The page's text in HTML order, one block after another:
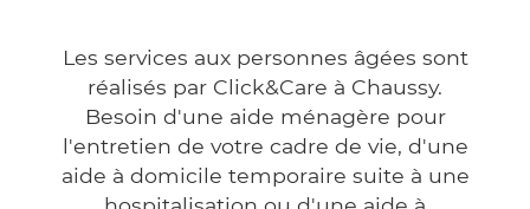
Les services aux personnes âgées sont
réalisés par Click&Care à Chaussy.
Besoin d'une aide ménagère pour
l'entretien de votre cadre de vie, d'une
aide à domicile temporaire suite à une